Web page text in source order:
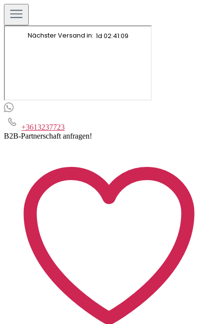
+3613237723
B2B-Partnerschaft anfragen!